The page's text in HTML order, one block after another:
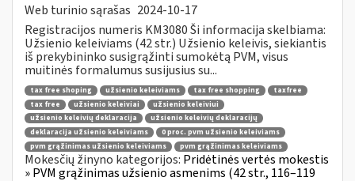
Web turinio sąrašas 2024-10-17
Registracijos numeris KM3080 Ši informacija skelbiama:
Užsienio keleiviams (42 str.) Užsienio keleivis, siekiantis
iš prekybininko susigrąžinti sumokėtą PVM, visus
muitinės formalumus susijusius su...
tax free shoping užsienio keleiviams tax free shopping
taxfree
tax free
užsienio keleiviai
užsienio keleiviui
užsienio keleivių deklaracija
užsienio keleivių deklaracijų
deklaracija užsienio keleiviams
0 proc. pvm užsienio keleiviams
pvm grąžinimas užsienio keleiviams
pvm grąžinimas keleiviams
Mokesčių žinyno kategorijos: Pridėtinės vertės mokestis
» PVM grąžinimas užsienio asmenims (42 str., 116–119